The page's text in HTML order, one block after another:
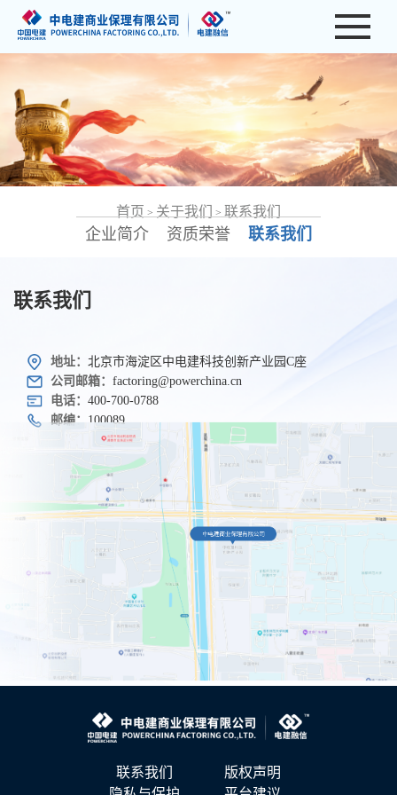
首页 > 关于我们 > 联系我们
企业简介 资质荣誉 联系我们
联系我们
地址： 北京市海淀区中电建科技创新产业园C座
公司邮箱： factoring@powerchina.cn
电话： 400-700-0788
邮编： 100089
联系我们
版权声明